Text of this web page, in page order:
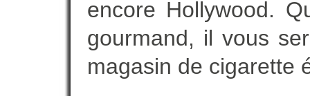
encore Hollywood.
gourmand, il vous
magasin de cigarette